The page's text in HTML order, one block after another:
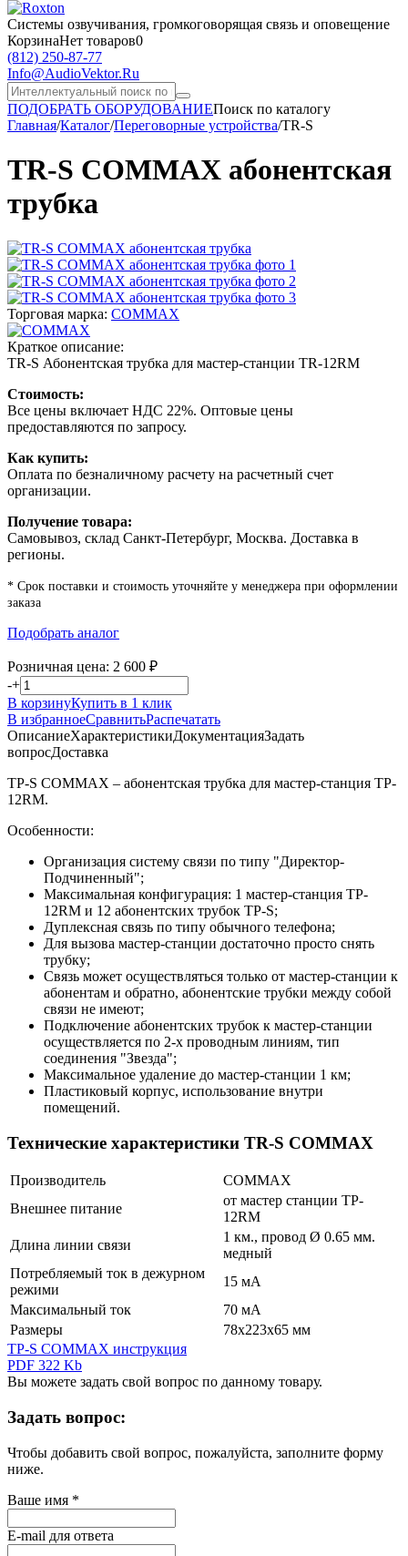
Системы озвучивания, громкоговорящая связь и оповещение
КорзинаНет товаров0
(812) 250-87-77
Info@AudioVektor.Ru
ПОДОБРАТЬ ОБОРУДОВАНИЕПоиск по каталогу
Главная/Каталог/Переговорные устройства/TR-S
TR-S COMMAX абонентская
трубка
Торговая марка: COMMAX
Краткое описание:
TR-S Абонентская трубка для мастер-станции TR-12RM
Стоимость:
Все цены включает НДС 22%. Оптовые цены
предоставляются по запросу.
Как купить:
Оплата по безналичному расчету на расчетный счет
организации.
Получение товара:
Самовывоз, склад Санкт-Петербург, Москва. Доставка в
регионы.
* Срок поставки и стоимость уточняйте у менеджера при оформлении
заказа
Подобрать аналог
Розничная цена: 2 600 ₽
-+
В корзинуКупить в 1 клик
В избранноеСравнитьРаспечатать
ОписаниеХарактеристикиДокументацияЗадать
вопросДоставка
TP-S COMMAX – абонентская трубка для мастер-станция TP-
12RM.
Особенности:
Организация систему связи по типу "Директор-
Подчиненный";
Максимальная конфигурация: 1 мастер-станция TP-
12RM и 12 абонентских трубок TP-S;
Дуплексная связь по типу обычного телефона;
Для вызова мастер-станции достаточно просто снять
трубку;
Связь может осуществляться только от мастер-станции к
абонентам и обратно, абонентские трубки между собой
связи не имеют;
Подключение абонентских трубок к мастер-станции
осуществляется по 2-х проводным линиям, тип
соединения "Звезда";
Максимальное удаление до мастер-станции 1 км;
Пластиковый корпус, использование внутри
помещений.
Технические характеристики TR-S COMMAX
Производитель
COMMAX
Внешнее питание
от мастер станции TP-
12RM
Длина линии связи
1 км., провод Ø 0.65 мм.
медный
Потребляемый ток в дежурном
режими
15 мА
Максимальный ток
70 мА
Размеры
78х223х65 мм
TP-S COMMAX инструкция
PDF 322 Kb
Вы можете задать свой вопрос по данному товару.
Задать вопрос:
Чтобы добавить свой вопрос, пожалуйста, заполните форму
ниже.
Ваше имя *
E-mail для ответа